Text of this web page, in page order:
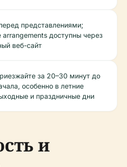
представлениями;
arrangements доступны через
веб-сайт
за 20–30 минут до
особенно в летние
и праздничные дни
и